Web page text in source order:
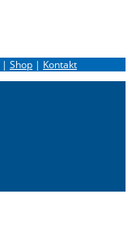
| Shop | Kontakt